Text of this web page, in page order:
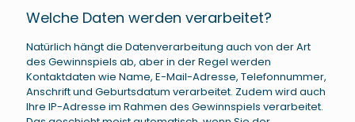
Welche Daten werden verarbeitet?
Natürlich hängt die Datenverarbeitung auch von der Art
des Gewinnspiels ab, aber in der Regel werden
Kontaktdaten wie Name, E-Mail-Adresse, Telefonnummer,
Anschrift und Geburtsdatum verarbeitet. Zudem wird auch
Ihre IP-Adresse im Rahmen des Gewinnspiels verarbeitet.